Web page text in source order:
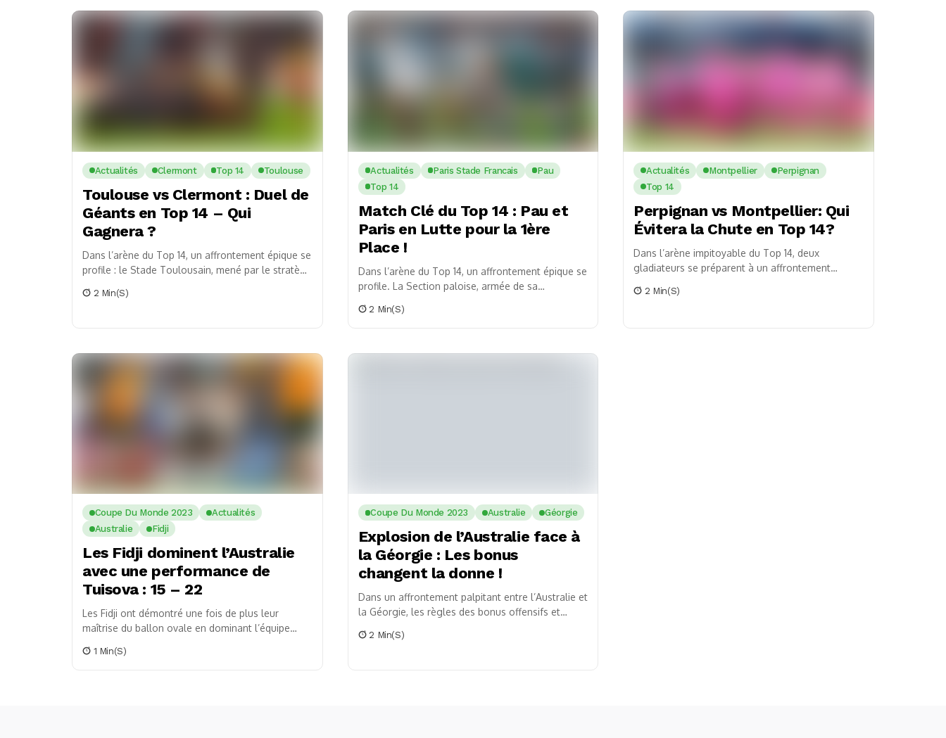
Actualités Clermont Top 14 Toulouse
Toulouse vs Clermont : Duel de
Géants en Top 14 – Qui
Gagnera ?
Dans l’arène du Top 14, un affrontement épique se
profile : le Stade Toulousain, mené par le stratège
2 Min(s)
Actualités Paris Stade Francais
Pau
Top 14
Match Clé du Top 14 : Pau et
Paris en Lutte pour la 1ère
Place !
Dans l’arène du Top 14, un affrontement épique se
profile. La Section paloise, armée de sa
2 Min(s)
Actualités Montpellier
Perpignan
Top 14
Perpignan vs Montpellier: Qui
Évitera la Chute en Top 14?
Dans l’arène impitoyable du Top 14, deux
gladiateurs se préparent à un affrontement
Montpellier, le titan vacillant....
2 Min(s)
Coupe Du Monde 2023
Actualités
Australie
Fidji
Les Fidji dominent l’Australie
avec une performance de
Tuisova : 15 – 22
Les Fidji ont démontré une fois de plus leur
maîtrise du ballon ovale en dominant l’équipe
1 Min(s)
Coupe Du Monde 2023 Australie Géorgie
Explosion de l’Australie face à
la Géorgie : Les bonus
changent la donne !
Dans un affrontement palpitant entre l’Australie et
la Géorgie, les règles des bonus offensifs et
pourraient...
2 Min(s)